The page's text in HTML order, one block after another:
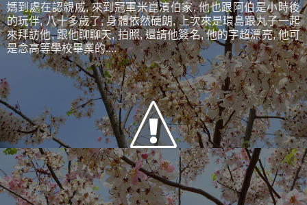
媽到處在認親戚, 來到冠軍米崑濱伯家, 他也跟阿伯是小時後
的玩伴, 八十多歲了, 身體依然硬朗, 上次來是環島跟丸子一起
來拜訪他, 跟他聊聊天, 拍照, 還請他簽名, 他的字超漂亮, 他可
是念高等學校畢業的....